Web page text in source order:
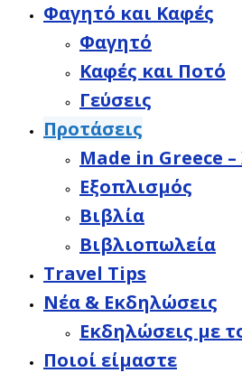
Φαγητό και Καφές
Φαγητό
Καφές και Ποτό
Γεύσεις
Προτάσεις
Made in Greece –
Εξοπλισμός
Βιβλία
Βιβλιοπωλεία
Travel Tips
Νέα & Εκδηλώσεις
Εκδηλώσεις με
Ποιοί είμαστε